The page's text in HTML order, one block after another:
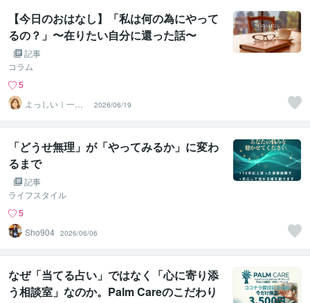
【今日のおはなし】「私は何の為にやって
るの？」〜在りたい自分に還った話〜
記事
コラム
5
よっしい｜一緒
に整える傾聴
2026/06/19
「どうせ無理」が「やってみるか」に変わ
るまで
記事
ライフスタイル
5
Sho904 2026/06/06
なぜ「当てる占い」ではなく「心に寄り添
う相談室」なのか。Palm Careのこだわり